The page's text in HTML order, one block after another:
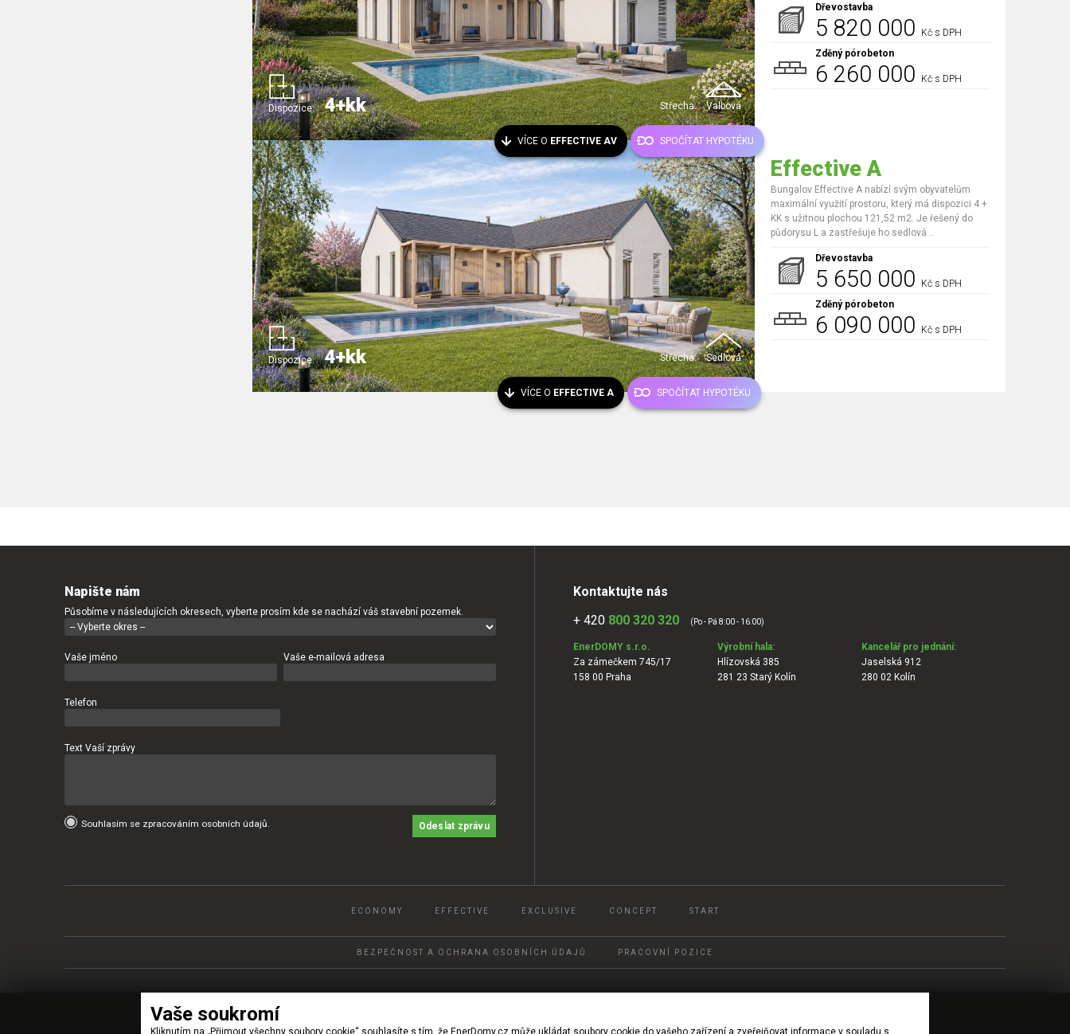
Vaše soukromí
Kliknutím na „Přijmout všechny soubory cookie“ souhlasíte s tím, že EnerDomy.cz může ukládat soubory cookie do vašeho zařízení a zveřejňovat informace v souladu s
Střecha: Valbová
Dispozice: 4+kk
Dřevostavba
5 820 000
Kč s DPH
Zděný pórobeton
6 260 000 Kč s DPH
VÍCE O EFFECTIVE AV SPOČÍTAT HYPOTÉKU
Střecha: Sedlová
Dispozice: 4+kk
Effective A
Bungalov Effective A nabízí svým obyvatelům
maximální využití prostoru, který má dispozici 4 +
KK s užitnou plochou 121,52 m2. Je řešený do
půdorysu L a zastřešuje ho sedlová ..
Dřevostavba
5 650 000
Kč s DPH
Zděný pórobeton
6 090 000 Kč s DPH
VÍCE O EFFECTIVE A SPOČÍTAT HYPOTÉKU
Napište nám
Působíme v následujících okresech, vyberte prosím kde se nachází váš stavební pozemek.
Vaše jméno Vaše e-mailová adresa
Telefon
Text Vaší zprávy
Souhlasím se zpracováním osobních údajů. Odeslat zprávu
Kontaktujte nás
+ 420 800 320 320 (Po - Pá 8:00 - 16:00)
EnerDOMY s.r.o.
Za zámečkem 745/17
158 00 Praha
Výrobní hala:
Hlízovská 385
281 23 Starý Kolín
Kancelář pro jednání:
Jaselská 912
280 02 Kolín
ECONOMY EFFECTIVE EXCLUSIVE CONCEPT START
BEZPEČNOST A OCHRANA OSOBNÍCH ÚDAJŮ PRACOVNÍ POZICE